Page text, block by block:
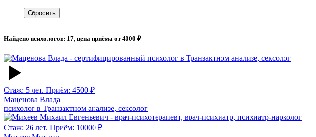
Найдено психологов: 17, цена приёма от 4000 ₽
Стаж: 5 лет. Приём: 4500 ₽
Маценова Влада
психолог в Транзактном анализе, сексолог
Стаж: 26 лет. Приём: 10000 ₽